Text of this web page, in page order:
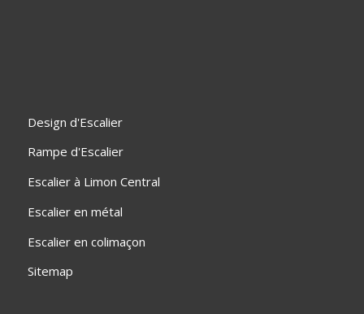
Design d'Escalier
Rampe d'Escalier
Escalier à Limon Central
Escalier en métal
Escalier en colimaçon
Sitemap